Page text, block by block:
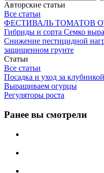
Авторские статьи
Все статьи
ФЕСТИВАЛЬ ТОМАТОВ
Гибриды и сорта Семко
Снижение пестицидной
защищенном грунте
Статьи
Все статьи
Посадка и уход за клубникой
Выращиваем огурцы
Регуляторы роста
Ранее вы смотрели